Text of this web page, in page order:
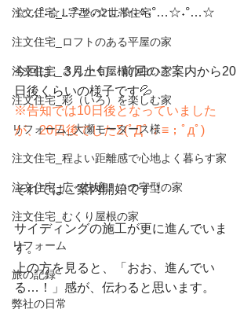
注文住宅_L字型の2世帯住宅
注文住宅_ロフトのある平屋の家
注文住宅_さんかく屋根の白い家
注文住宅_彩（いろ）を楽しむ家
リフォーム_大瀬モータース様
注文住宅_程よい距離感で心地よく暮らす家
注文住宅_広々快適！コの字型の家
注文住宅_むくり屋根の家
リフォーム
旅の記録
弊社の日常
☆…°˖☆…°˖✧˖☆…☆˖✧˖°…☆˖°…☆
今回は、3月上旬…前回のご案内から20
日後くらいの様子です💦
※告知では10日後となっていました
が、20日後でしたΣ(ﾟДﾟ；≡；ﾟдﾟ)
それではご案内開始です！
サイディングの施工が更に進んでいま
す。
上の方を見ると、「おお、進んでい
る…！」感が、伝わると思います。